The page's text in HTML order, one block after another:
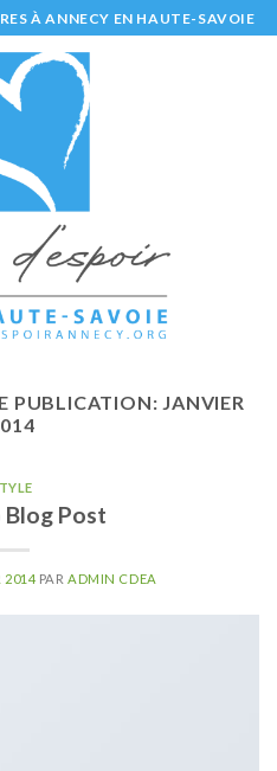
À ANNECY EN HAUTE-SAVOIE
PUBLICATION: JANVIER
Post
2014 PAR ADMIN CDEA